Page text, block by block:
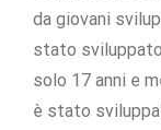
da giovani
stato
solo 17 anni e
è stato